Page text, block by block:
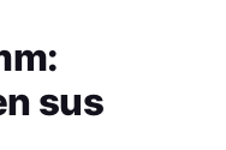
:
sus